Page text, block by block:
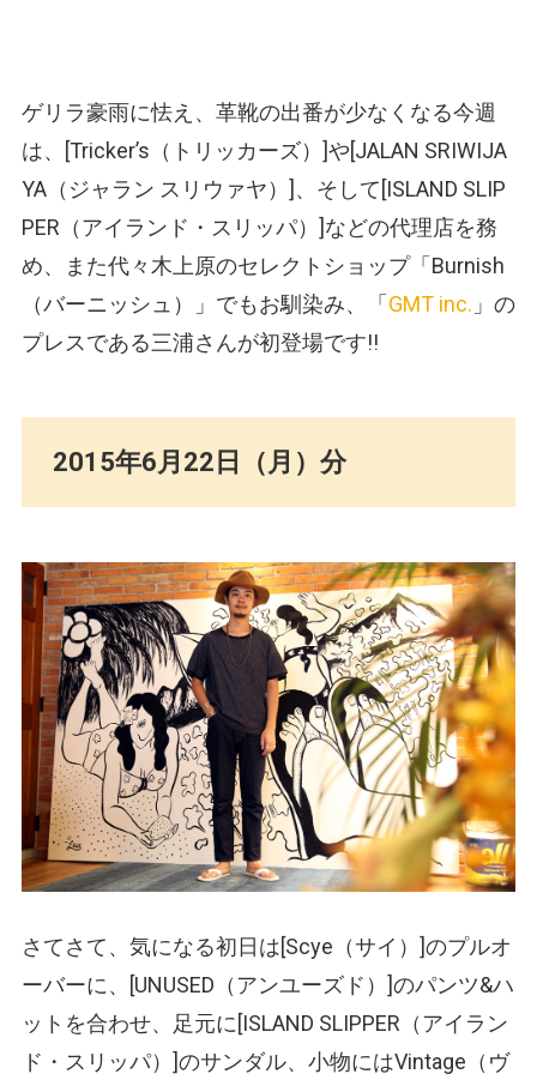
ゲリラ豪雨に怯え、革靴の出番が少なくなる今週
は、[Tricker’s （トリッカーズ） ]や[JALAN SRIWIJA
YA （ジャラン スリウァヤ） ]、そして[ISLAND SLIP
PER （アイランド・スリッパ） ]などの代理店を務
め、また代々木上原のセレクトショップ「Burnish
（バーニッシュ）
」でもお馴染み、「 GMT inc. 」の
プレスである三浦さんが初登場です!!
2015年6月22日（月）分
さてさて、気になる初日は[Scye （サイ） ]のプルオ
ーバーに、[UNUSED （アンユーズド） ]のパンツ&ハ
ットを合わせ、足元に[ISLAND SLIPPER （アイラン
ド・スリッパ） ]のサンダル、小物にはVintage （ヴ